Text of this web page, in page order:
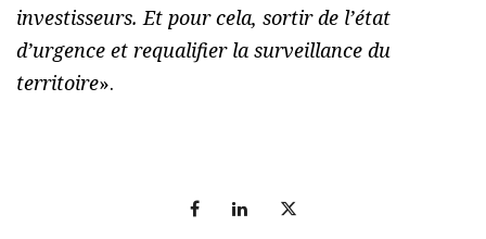
investisseurs. Et pour cela, sortir de l’état
d’urgence et requalifier la surveillance du
territoire».